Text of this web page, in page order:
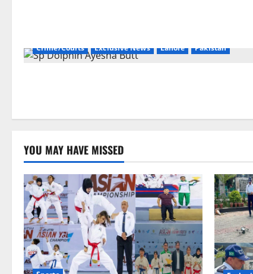
Crime/Courts Exclusive News Lahore Pakistan
YOU MAY HAVE MISSED